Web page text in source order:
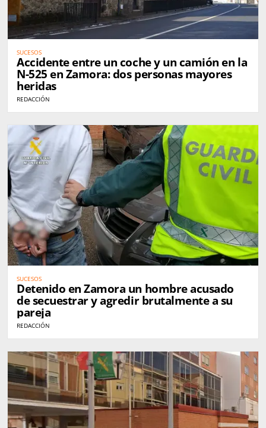
SUCESOS
Accidente entre un coche y un camión en la
N-525 en Zamora: dos personas mayores
heridas
REDACCIÓN
SUCESOS
Detenido en Zamora un hombre acusado
de secuestrar y agredir brutalmente a su
pareja
REDACCIÓN